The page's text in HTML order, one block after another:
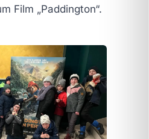
Film „Paddington“.